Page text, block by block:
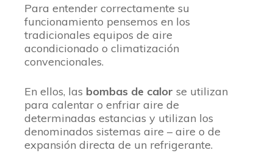
Para entender correctamente su
funcionamiento pensemos en los
tradicionales equipos de aire
acondicionado o climatización
convencionales.
En ellos, las bombas de calor se utilizan
para calentar o enfriar aire de
determinadas estancias y utilizan los
denominados sistemas aire – aire o de
expansión directa de un refrigerante.